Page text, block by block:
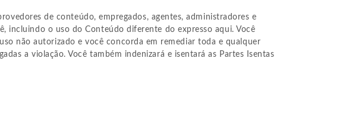
de conteúdo, empregados, agentes, administradores e
incluindo o uso do Conteúdo diferente do expresso aqui. Você
não autorizado e você concorda em remediar toda e qualquer
a violação. Você também indenizará e isentará as Partes Isentas